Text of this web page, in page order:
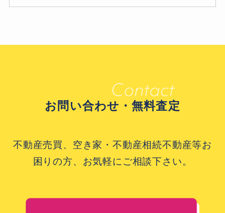
お問い合わせ・無料査定
不動産売買、空き家・不動産相続不動産等お
困りの方、お気軽にご相談下さい。